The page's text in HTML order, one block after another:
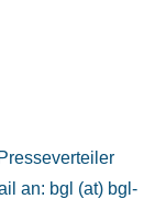
an: bgl (at) bgl-